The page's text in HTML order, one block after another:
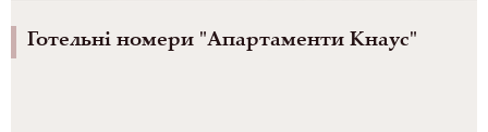
Готельні номери "Апартаменти Кнаус"